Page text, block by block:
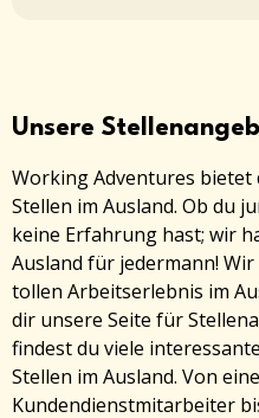
Unsere
Working Adventures bietet
Stellen im Ausland. Ob du
keine Erfahrung hast; wir
Ausland für jedermann!
tollen Arbeitserlebnis im
dir unsere Seite für
findest du viele
Stellen im Ausland. Von
Kundendienstmitarbeiter